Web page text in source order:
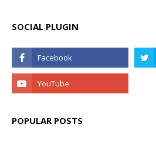
SOCIAL PLUGIN
POPULAR POSTS